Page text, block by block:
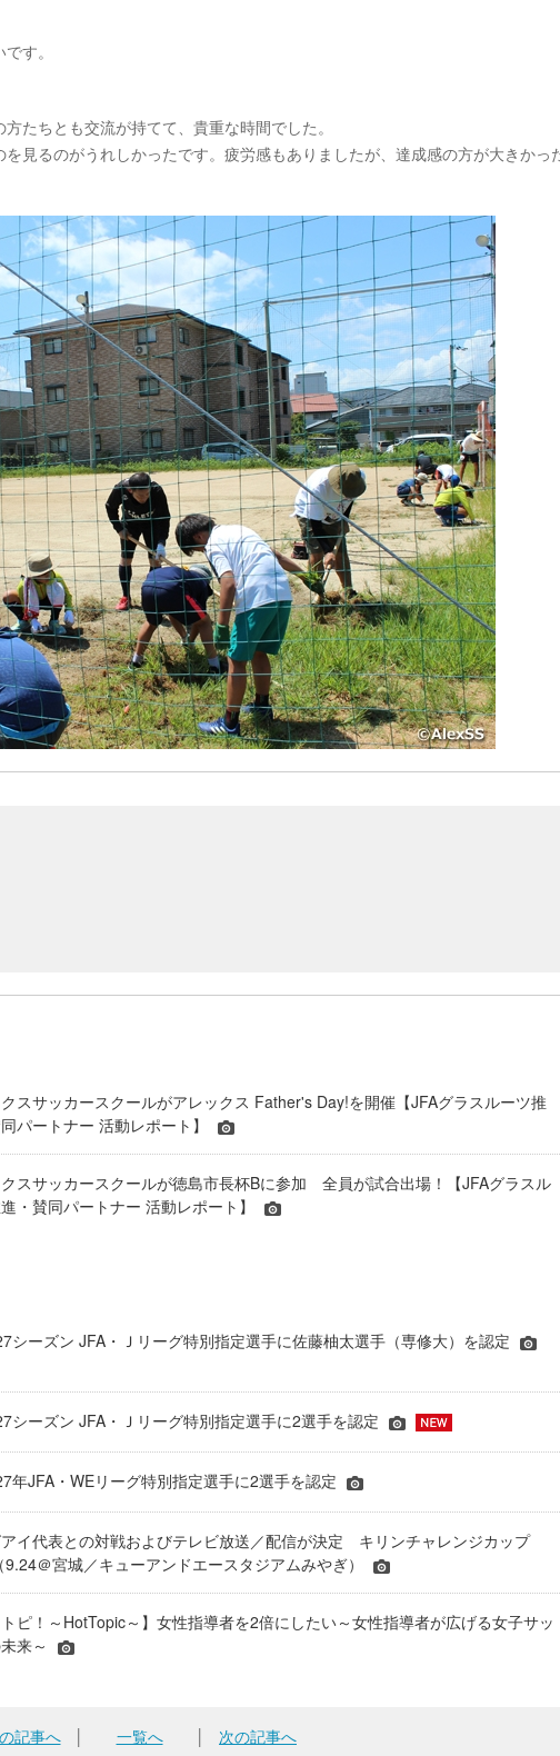
す。
たちとも交流が持てて、貴重な時間でした。
見るのがうれしかったです。疲労感もありましたが、達成感の方が大きかっ
スサッカースクールがアレックス Father's Day!を開催【JFAグラスルーツ推
パートナー 活動レポート】
スサッカースクールが徳島市長杯Bに参加 全員が試合出場！【JFAグラスル
・賛同パートナー 活動レポート】
シーズン JFA・Ｊリーグ特別指定選手に佐藤柚太選手（専修大）を認定
シーズン JFA・Ｊリーグ特別指定選手に2選手を認定
年JFA・WEリーグ特別指定選手に2選手を認定
イ代表との対戦およびテレビ放送／配信が決定 キリンチャレンジカップ
＠宮城／キューアンドエースタジアムみやぎ）
トピ！～HotTopic～】女性指導者を2倍にしたい～女性指導者が広げる女子サッ
来～
記事へ│ 一覧へ 次の記事へ